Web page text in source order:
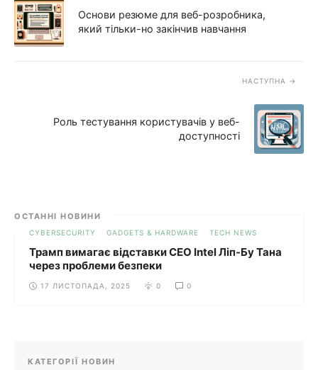
Основи резюме для веб-розробника,
який тільки-но закінчив навчання
НАСТУПНА
Роль тестування користувачів у веб-
доступності
ОСТАННІ НОВИНИ
CYBERSECURITY GADGETS & HARDWARE TECH NEWS
Трамп вимагає відставки CEO Intel Ліп-Бу Тана
через проблеми безпеки
17 ЛИСТОПАДА, 2025 0 0
КАТЕГОРІЇ НОВИН